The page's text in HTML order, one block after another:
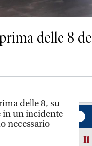
delle 8
delle 8, su
in un incidente
necessario
Il